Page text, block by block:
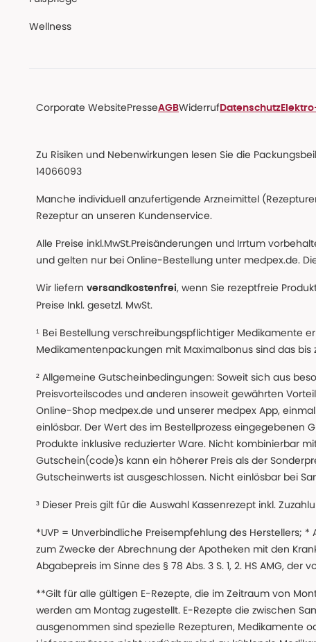
Wellness
Corporate WebsitePresseAGBWiderruf Datenschutz
Zu Risiken und Nebenwirkungen lesen Sie die
14066093
Manche individuell anzufertigende Arzneimittel
Rezeptur an unseren Kundenservice.
Alle Preise inkl.MwSt.Preisänderungen und Irrtum
und gelten nur bei Online-Bestellung unter medpex.de.
Wir liefern versandkostenfrei, wenn Sie rezeptfreie
Preise Inkl. gesetzl. MwSt.
¹ Bei Bestellung verschreibungspflichtiger Medikamente
Medikamentenpackungen mit Maximalbonus sind das bis
² Allgemeine Gutscheinbedingungen: Soweit sich aus
Preisvorteilscodes und anderen insoweit gewährten
Online-Shop medpex.de und unserer medpex App,
einlösbar. Der Wert des im Bestellprozess
Produkte inklusive reduzierter Ware. Nicht kombinierbar
Gutschein(code)s kann ein höherer Preis als der
Gutscheinwerts ist ausgeschlossen. Nicht einlösbar bei
³ Dieser Preis gilt für die Auswahl Kassenrezept inkl.
*UVP = Unverbindliche Preisempfehlung des Herstellers;
zum Zwecke der Abrechnung der Apotheken mit den
Abgabepreis im Sinne des § 78 Abs. 3 S. 1, 2. HS AMG,
**Gilt für alle gültigen E-Rezepte, die im Zeitraum von
werden am Montag zugestellt. E-Rezepte die zwischen
ausgenommen sind spezielle Rezepturen, Medikamente